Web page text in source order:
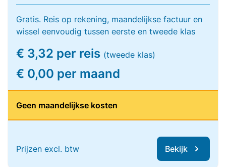
Gratis. Reis op rekening, maandelijkse factuur en
wissel eenvoudig tussen eerste en tweede klas
€ 3,32 per reis (tweede klas)
€ 0,00 per maand
Geen maandelijkse kosten
Prijzen excl. btw Bekijk